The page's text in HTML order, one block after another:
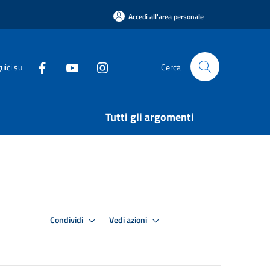
Accedi all'area personale
su Cerca
Tutti gli argomenti
Condividi Vedi azioni